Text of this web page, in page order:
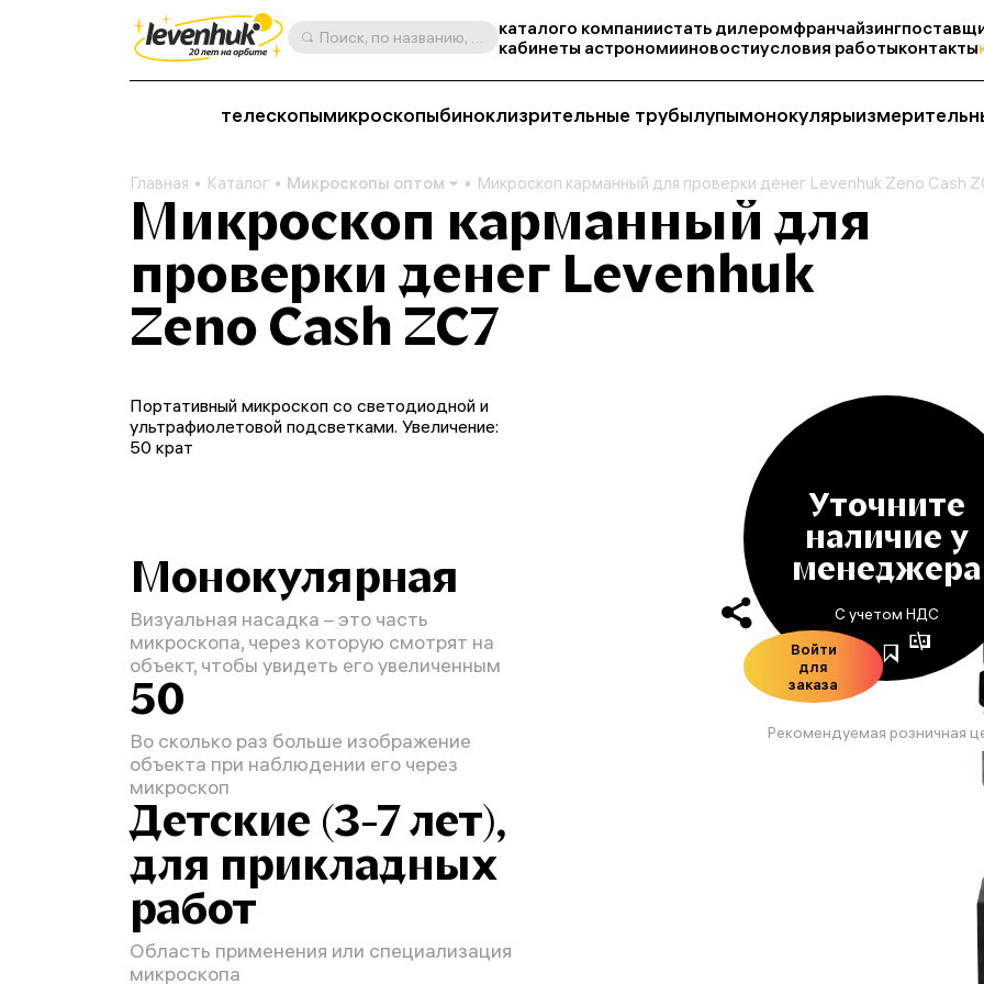
Поиск, по названию, артикулу, категории и др. каталого компаниистать дилеромфранчайзинг
кабинеты астрономииновостиусловия работыконтакты
телескопымикроскопыбиноклизрительные трубылупымонокуляры
Главная Каталог Микроскопы оптом Микроскоп карманный для проверки денег Levenhuk Zeno Cash
Микроскоп карманный для
проверки денег Levenhuk
Zeno Cash ZC7
Уточните
наличие у
менеджера
С учетом НДС
Войти
для
заказа
Рекомендуемая розничная
Портативный микроскоп со светодиодной и
ультрафиолетовой подсветками. Увеличение:
50 крат
Монокулярная
Визуальная насадка – это часть
микроскопа, через которую смотрят на
объект, чтобы увидеть его увеличенным
50
Во сколько раз больше изображение
объекта при наблюдении его через
микроскоп
Детские (3-7 лет),
для прикладных
работ
Область применения или специализация
микроскопа